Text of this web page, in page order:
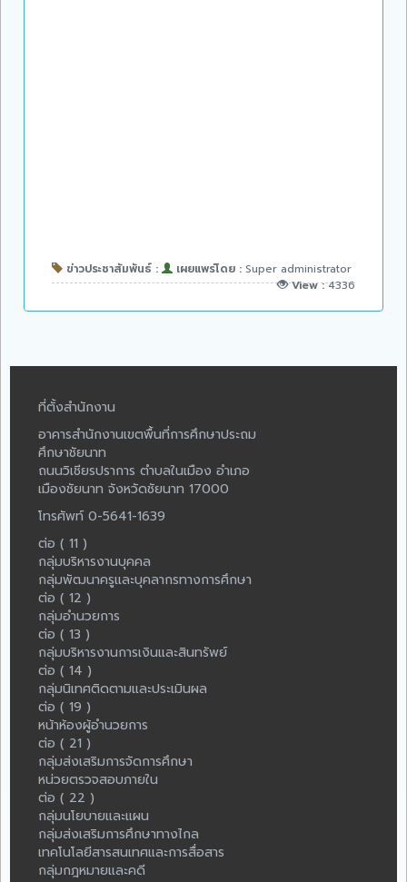
ข่าวประชาสัมพันธ์ : เผยแพร่โดย : Super administrator
View :4336
ที่ตั้งสำนักงาน
อาคารสำนักงานเขตพื้นที่การศึกษาประถม
ศึกษาชัยนาท
ถนนวิเชียรปราการ ตำบลในเมือง อำเภอ
เมืองชัยนาท จังหวัดชัยนาท 17000
โทรศัพท์ 0-5641-1639
ต่อ ( 11 )
กลุ่มบริหารงานบุคคล
กลุ่มพัฒนาครูและบุคลากรทางการศึกษา
ต่อ ( 12 )
กลุ่มอำนวยการ
ต่อ ( 13 )
กลุ่มบริหารงานการเงินและสินทรัพย์
ต่อ ( 14 )
กลุ่มนิเทศติดตามและประเมินผล
ต่อ ( 19 )
หน้าห้องผู้อำนวยการ
ต่อ ( 21 )
กลุ่มส่งเสริมการจัดการศึกษา
หน่วยตรวจสอบภายใน
ต่อ ( 22 )
กลุ่มนโยบายและแผน
กลุ่มส่งเสริมการศึกษาทางไกล
เทคโนโลยีสารสนเทศและการสื่อสาร
กลุ่มกฎหมายและคดี